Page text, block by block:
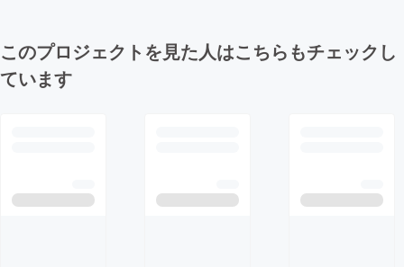
このプロジェクトを見た人はこちらもチェックし
ています